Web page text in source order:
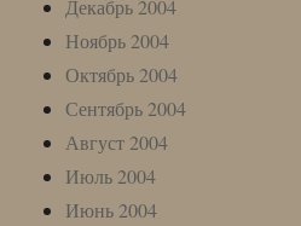
Декабрь 2004
Ноябрь 2004
Октябрь 2004
Сентябрь 2004
Август 2004
Июль 2004
Июнь 2004